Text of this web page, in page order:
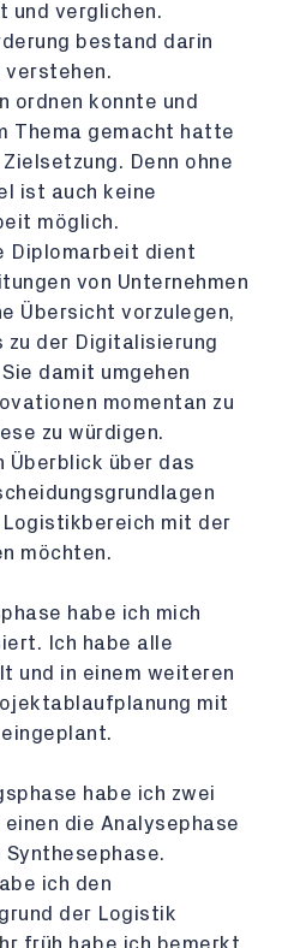
und verglichen.
bestand darin
verstehen.
ordnen konnte und
Thema gemacht hatte
Denn ohne
ist auch keine
möglich.
Diplomarbeit dient
von Unternehmen
Übersicht vorzulegen,
der Digitalisierung
damit umgehen
momentan zu
zu würdigen.
Überblick über das
mit der
möchten.
habe ich mich
Ich habe alle
und in einem weiteren
mit
habe ich zwei
die Analysephase
Synthesephase.
ich den
der Logistik
früh habe ich bemerkt,